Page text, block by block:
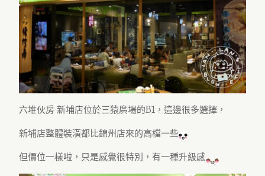
六堆伙房 新埔店位於三猿廣場的B1，這邊很多選擇，
新埔店整體裝潢都比錦州店來的高檔一些
但價位一樣啦，只是感覺很特別，有一種升級感